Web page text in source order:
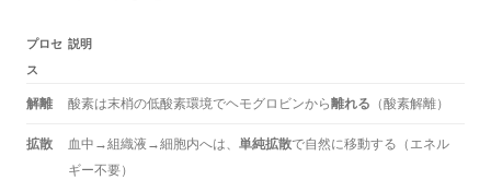
プロセ
ス
説明
解離 酸素は末梢の低酸素環境でヘモグロビンから離れる （酸素解離）
拡散 血中→組織液→細胞内へは、 単純拡散で自然に移動する（エネル
ギー不要）